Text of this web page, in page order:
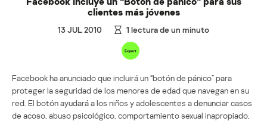
clientes más jóvenes
13 JUL 2010 1 lectura de un minuto
Facebook ha anunciado que incluirá un “botón de pánico” para
proteger la seguridad de los menores de edad que navegan en su
red. El botón ayudará a los niños y adolescentes a denunciar casos
de acoso, abuso psicológico, comportamiento sexual inapropiado,